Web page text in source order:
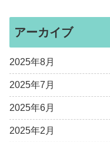
アーカイブ
2025年8月
2025年7月
2025年6月
2025年2月